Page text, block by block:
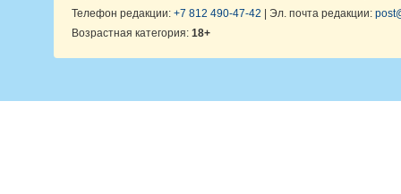
Телефон редакции: +7 812 490-47-42 | Эл. почта редакции:
Возрастная категория: 18+